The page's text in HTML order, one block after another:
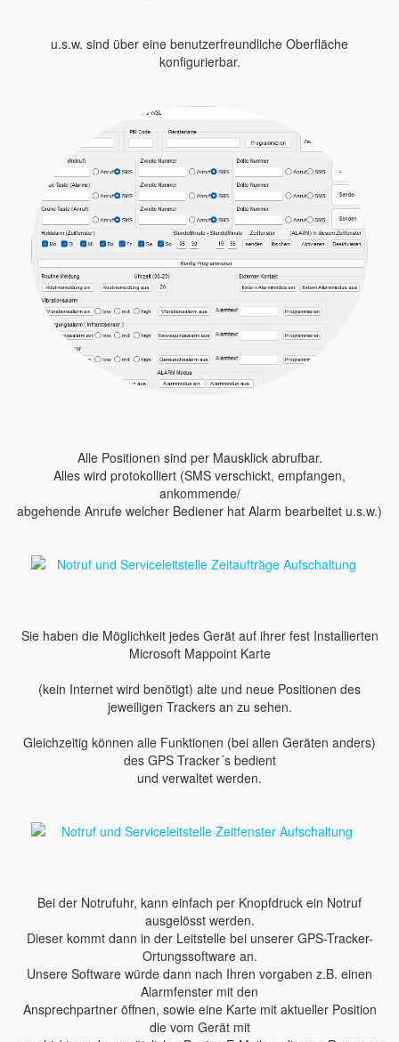
u.s.w. sind über eine benutzerfreundliche Oberfläche
konfigurierbar.
Alle Positionen sind per Mausklick abrufbar.
Alles wird protokolliert (SMS verschickt, empfangen,
ankommende/
abgehende Anrufe welcher Bediener hat Alarm bearbeitet u.s.w.)
Sie haben die Möglichkeit jedes Gerät auf ihrer fest Installierten
Microsoft Mappoint Karte
(kein Internet wird benötigt) alte und neue Positionen des
jeweiligen Trackers an zu sehen.
Gleichzeitig können alle Funktionen (bei allen Geräten anders)
des GPS Tracker´s bedient
und verwaltet werden.
Bei der Notrufuhr, kann einfach per Knopfdruck ein Notruf
ausgelösst werden.
Dieser kommt dann in der Leitstelle bei unserer GPS-Tracker-
Ortungssoftware an.
Unsere Software würde dann nach Ihren vorgaben z.B. einen
Alarmfenster mit den
Ansprechpartner öffnen, sowie eine Karte mit aktueller Position
die vom Gerät mit